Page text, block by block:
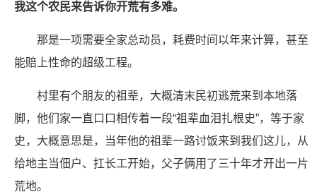
我这个农民来告诉你开荒有多难。
那是一项需要全家总动员，耗费时间以年来计算，甚至
能赔上性命的超级工程。
村里有个朋友的祖辈，大概清末民初逃荒来到本地落
脚，他们家一直口口相传着一段“祖辈血泪扎根史”，等于家
史，大概意思是，当年他的祖辈一路讨饭来到我们这儿，从
给地主当佃户、扛长工开始，父子俩用了三十年才开出一片
荒地。